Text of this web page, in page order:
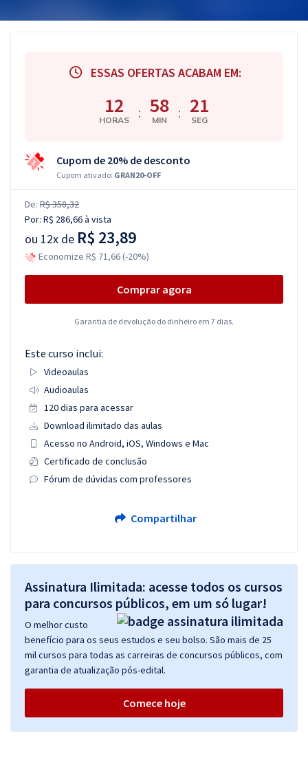
ESSAS OFERTAS ACABAM EM:
12
HORAS : 58
MIN : 20
SEG
Cupom de 20% de desconto
Cupom ativado: GRAN20-OFF
De: R$ 358,32
Por: R$ 286,66à vista
ou 12x de R$ 23,89
Economize R$ 71,66 (-20%)
Comprar agora
Garantia de devolução do dinheiro em 7 dias.
Este curso inclui:
Videoaulas
Audioaulas
120 dias para acessar
Download ilimitado das aulas
Acesso no Android, iOS, Windows e Mac
Certificado de conclusão
Fórum de dúvidas com professores
Compartilhar
Assinatura Ilimitada: acesse todos os cursos
para concursos públicos, em um só lugar!
O melhor custo
benefício para os seus estudos e seu bolso. São mais de 25
mil cursos para todas as carreiras de concursos públicos, com
garantia de atualização pós-edital.
Comece hoje